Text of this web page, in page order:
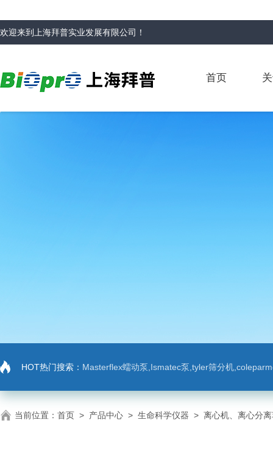
欢迎来到 上海拜普实业发展有限公司 ！
首页
HOT热门搜索： Masterflex蠕动泵,Ismatec泵,tyler筛分机,coleparmer,注射
当前位置： 首页 > 产品中心 > 生命科学仪器 > 离心机、离心分